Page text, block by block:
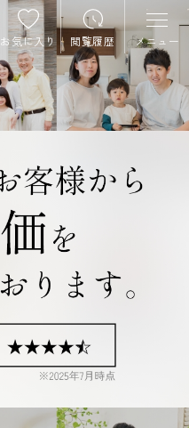
お気に入り 閲覧履歴 メニュー